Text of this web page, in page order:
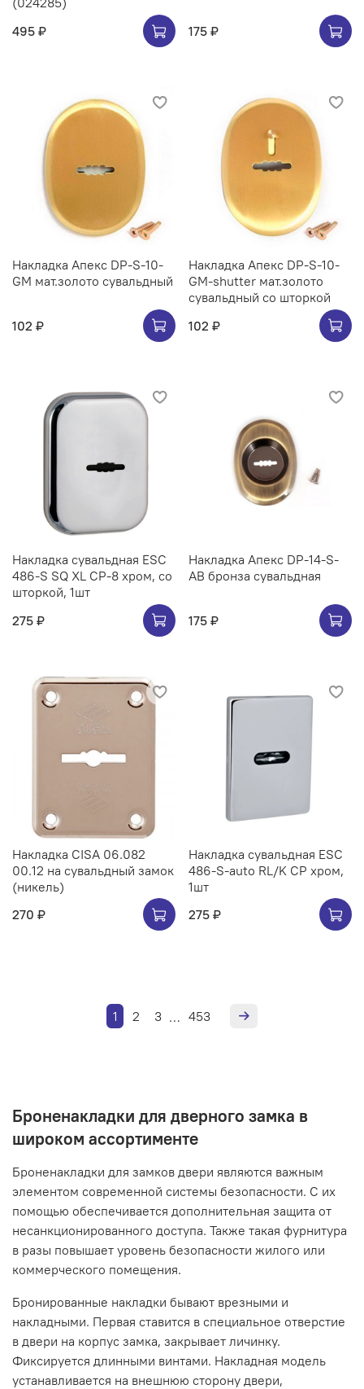
495 ₽
175 ₽
Накладка Апекс DP-S-10-
GM мат.золото сувальдный
102 ₽
Накладка Апекс DP-S-10-
GM-shutter мат.золото
сувальдный со шторкой
102 ₽
Накладка сувальдная ESC
486-S SQ XL CP-8 хром, со
шторкой, 1шт
275 ₽
Накладка Апекс DP-14-S-
AB бронза сувальдная
175 ₽
Накладка CISA 06.082
00.12 на сувальдный замок
(никель)
270 ₽
Накладка сувальдная ESC
486-S-auto RL/K CP хром,
1шт
275 ₽
1 2 3 … 453
Броненакладки для дверного замка в
широком ассортименте
Броненакладки для замков двери являются важным
элементом современной системы безопасности. С их
помощью обеспечивается дополнительная защита от
несанкционированного доступа. Также такая фурнитура
в разы повышает уровень безопасности жилого или
коммерческого помещения.
Бронированные накладки бывают врезными и
накладными. Первая ставится в специальное отверстие
в двери на корпус замка, закрывает личинку.
Фиксируется длинными винтами. Накладная модель
устанавливается на внешнюю сторону двери,